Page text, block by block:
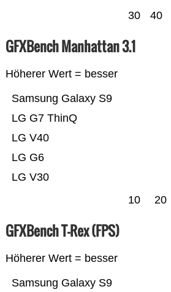
30 40
GFXBench Manhattan 3.1
Höherer Wert = besser
LG V30
LG G6
LG V40
LG G7 ThinQ
Samsung Galaxy S9
10 20
GFXBench T-Rex (FPS)
Höherer Wert = besser
Samsung Galaxy S9